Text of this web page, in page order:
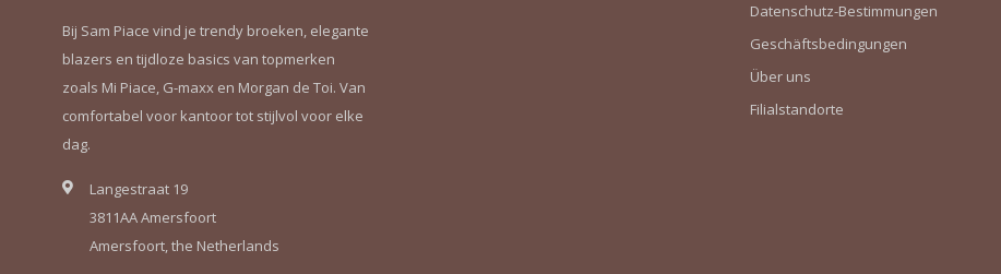
Bij Sam Piace vind je trendy broeken, elegante
blazers en tijdloze basics van topmerken
zoals Mi Piace, G-maxx en Morgan de Toi. Van
comfortabel voor kantoor tot stijlvol voor elke
dag.
Langestraat 19
3811AA Amersfoort
Amersfoort, the Netherlands
Datenschutz-Bestimmungen
Geschäftsbedingungen
Über uns
Filialstandorte